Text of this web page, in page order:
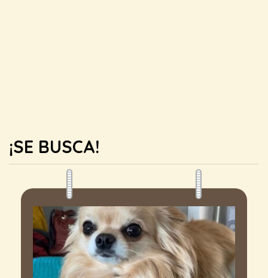
¡SE BUSCA!